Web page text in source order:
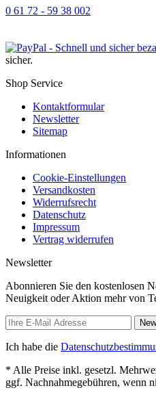
0 61 72 - 59 38 002
sicher.
Shop Service
Kontaktformular
Newsletter
Sitemap
Informationen
Cookie-Einstellungen
Versandkosten
Widerrufsrecht
Datenschutz
Impressum
Vertrag widerrufen
Newsletter
Abonnieren Sie den kostenlosen
Neuigkeit oder Aktion mehr von
Ich habe die
* Alle Preise inkl. gesetzl.
ggf. Nachnahmegebühren, wenn